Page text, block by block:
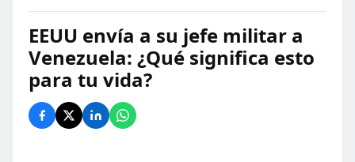
EEUU envía a su jefe militar a
Venezuela: ¿Qué significa esto
para tu vida?